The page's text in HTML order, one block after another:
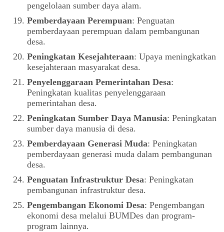
pengelolaan sumber daya alam.
Pemberdayaan Perempuan: Penguatan
pemberdayaan perempuan dalam pembangunan
desa.
Peningkatan Kesejahteraan: Upaya meningkatkan
kesejahteraan masyarakat desa.
Penyelenggaraan Pemerintahan Desa:
Peningkatan kualitas penyelenggaraan
pemerintahan desa.
Peningkatan Sumber Daya Manusia: Peningkatan
sumber daya manusia di desa.
Pemberdayaan Generasi Muda: Peningkatan
pemberdayaan generasi muda dalam pembangunan
desa.
Penguatan Infrastruktur Desa: Peningkatan
pembangunan infrastruktur desa.
Pengembangan Ekonomi Desa: Pengembangan
ekonomi desa melalui BUMDes dan program-
program lainnya.